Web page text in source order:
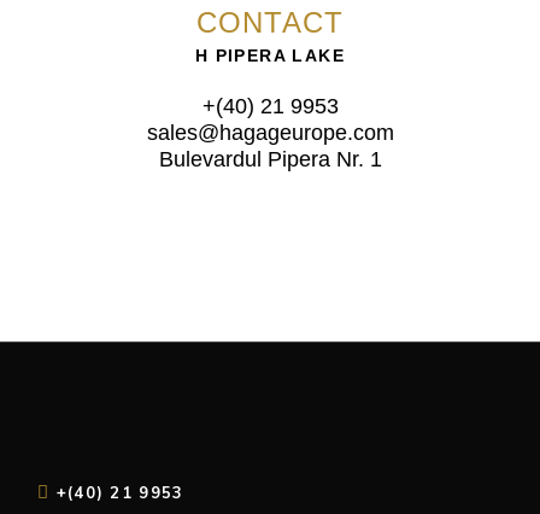
CONTACT
H PIPERA LAKE
+(40) 21 9953
sales@hagageurope.com
Bulevardul Pipera Nr. 1
+(40) 21 9953